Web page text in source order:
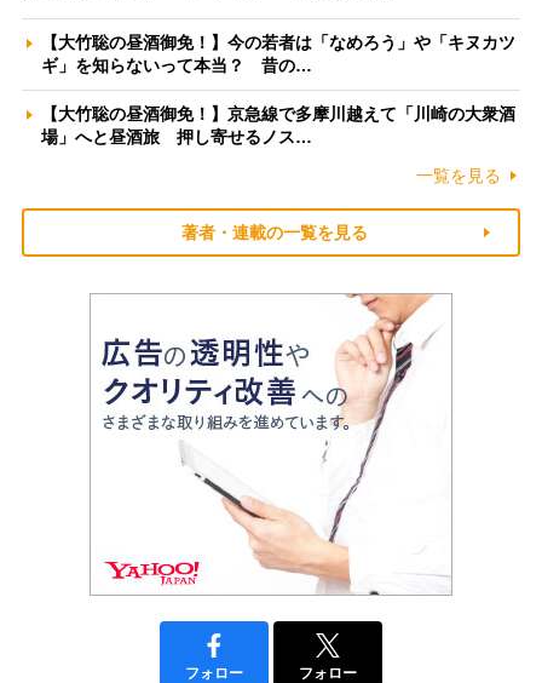
【大竹聡の昼酒御免！】今の若者は「なめろう」や「キヌカツ
ギ」を知らないって本当？ 昔の…
【大竹聡の昼酒御免！】京急線で多摩川越えて「川崎の大衆酒
場」へと昼酒旅 押し寄せるノス…
一覧を見る
著者・連載の一覧を見る
フォロー フォロー